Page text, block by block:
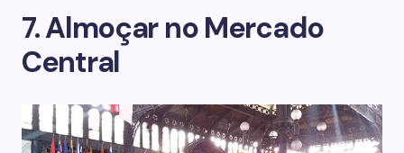
7. Almoçar no Mercado
Central